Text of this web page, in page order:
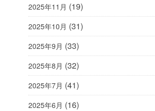
2025年11月 (19)
2025年10月 (31)
2025年9月 (33)
2025年8月 (32)
2025年7月 (41)
2025年6月 (16)